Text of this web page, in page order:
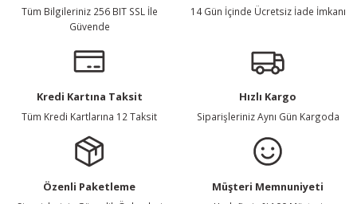
Tüm Bilgileriniz 256 BIT SSL İle
Güvende
14 Gün İçinde Ücretsiz İade İmkanı
Kredi Kartına Taksit
Tüm Kredi Kartlarına 12 Taksit
Hızlı Kargo
Siparişleriniz Aynı Gün Kargoda
Özenli Paketleme Müşteri Memnuniyeti